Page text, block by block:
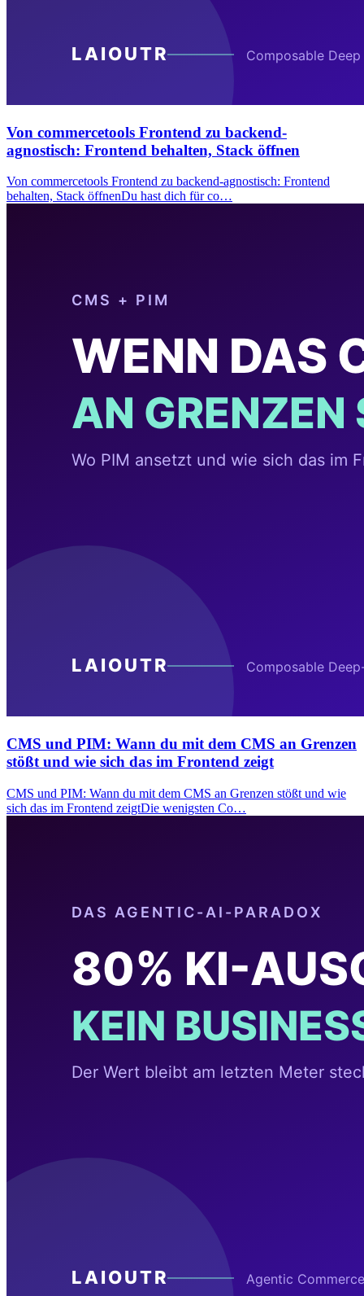
Von commercetools Frontend zu backend-
agnostisch: Frontend behalten, Stack öffnen
Von commercetools Frontend zu backend-agnostisch: Frontend
behalten, Stack öffnenDu hast dich für co…
CMS und PIM: Wann du mit dem CMS an Grenzen
stößt und wie sich das im Frontend zeigt
CMS und PIM: Wann du mit dem CMS an Grenzen stößt und wie
sich das im Frontend zeigtDie wenigsten Co…